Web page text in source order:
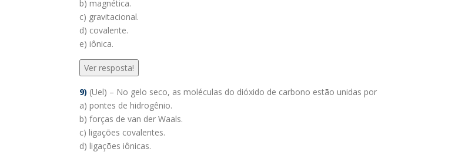
b) magnética.
c) gravitacional.
d) covalente.
e) iônica.
Ver resposta!
9) (Uel) – No gelo seco, as moléculas do dióxido de carbono estão unidas por
a) pontes de hidrogênio.
b) forças de van der Waals.
c) ligações covalentes.
d) ligações iônicas.